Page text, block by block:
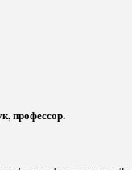
профессор.